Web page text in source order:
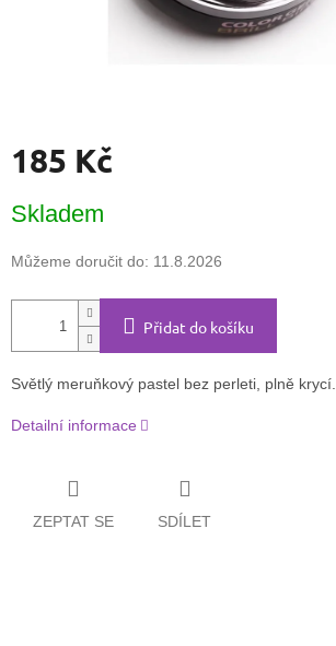
185 Kč
cena:
Skladem
Můžeme doručit do: 11.8.2026
Přidat do košíku
Světlý meruňkový pastel bez perleti, plně krycí.
Detailní informace
ZEPTAT SE SDÍLET